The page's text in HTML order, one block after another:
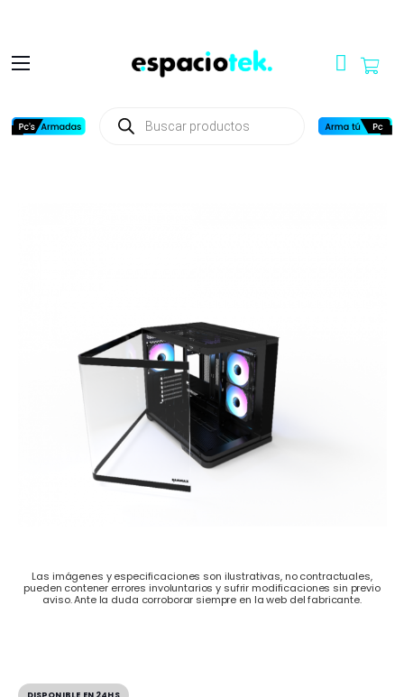
productos
Las imágenes y especificaciones son ilustrativas, no contractuales,
pueden contener errores involuntarios y sufrir modificaciones sin previo
aviso. Ante la duda corroborar siempre en la web del fabricante.